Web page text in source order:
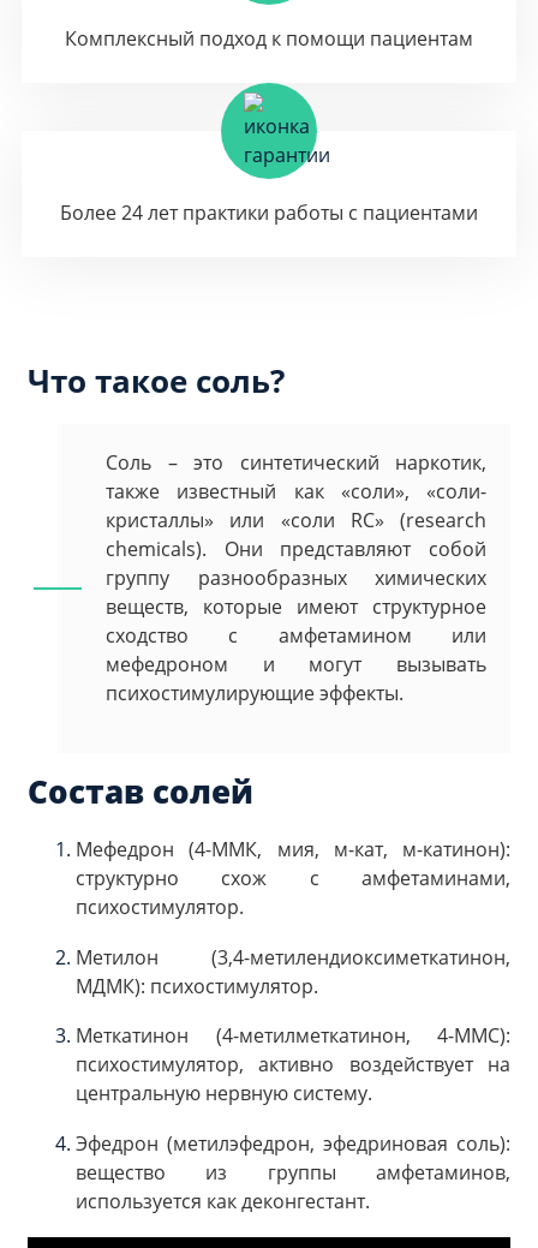
Комплексный подход к помощи пациентам
Более 24 лет практики работы с пациентами
Что такое соль?
Соль – это синтетический наркотик,
также известный как «соли», «соли-
кристаллы» или «соли RC» (research
chemicals). Они представляют собой
группу разнообразных химических
веществ, которые имеют структурное
сходство с амфетамином или
мефедроном и могут вызывать
психостимулирующие эффекты.
Состав солей
Мефедрон (4-ММК, мия, м-кат, м-катинон):
структурно схож с амфетаминами,
психостимулятор.
Метилон (3,4-метилендиоксиметкатинон,
МДМК): психостимулятор.
Меткатинон (4-метилметкатинон, 4-MMC):
психостимулятор, активно воздействует на
центральную нервную систему.
Эфедрон (метилэфедрон, эфедриновая соль):
вещество из группы амфетаминов,
используется как деконгестант.